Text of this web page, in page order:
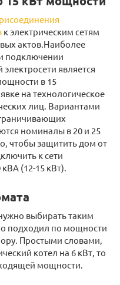
к электрическим сетям
актов.Наиболее
подключении
является
в 15
на технологическое
лиц. Вариантами
номиналы в 20 и 25
чтобы защитить дом от
к сети
(12-15 кВт).
выбирать таким
подходил по мощности
Простыми словами,
котел на 6 кВт, то
мощности.